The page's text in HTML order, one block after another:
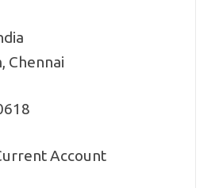
Chennai
Account